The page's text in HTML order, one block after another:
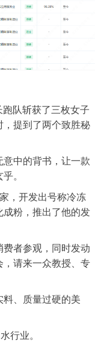
队斩获了三枚女子
提到了两个致胜秘
中的背书，让一款
。
，开发出号称冷冻
粉，推出了他的发
者参观，同时发动
请来一众教授、专
料、质量过硬的美
行业。